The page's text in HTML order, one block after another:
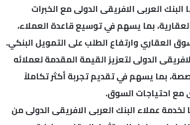
العربى الافريقى الدولى مع الخبرات
بما يسهم في توسيع قاعدة العملاء،
العقاري وارتفاع الطلب على التمويل البنكي.
الدولى لتعزيز القيمة المقدمة لعملائه
بما يسهم في تقديم تجربة أكثر تكاملاً
مع احتياجات السوق.
عملاء البنك العربى الافريقى الدولى من